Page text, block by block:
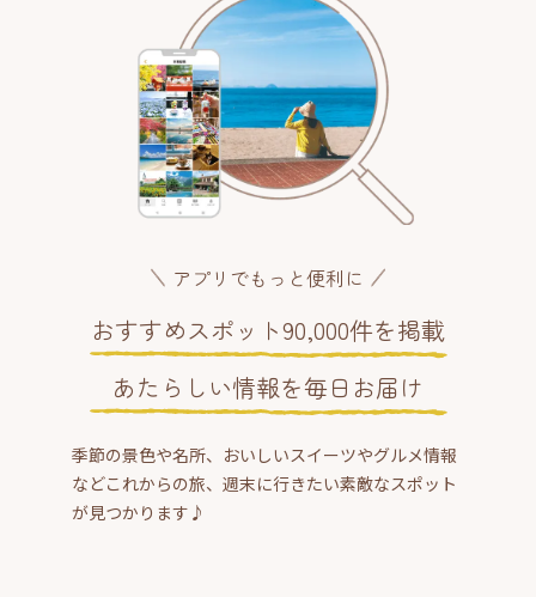
アプリでもっと便利に
おすすめスポット90,000件を掲載
あたらしい情報を毎日お届け
季節の景色や名所、おいしいスイーツやグルメ情報
などこれからの旅、週末に行きたい素敵なスポット
が見つかります♪